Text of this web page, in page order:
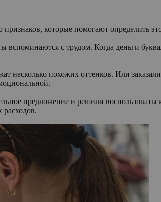
которые помогают определить
вспоминаются с трудом. Когда деньги
похожих оттенков. Или
предложение и решили
расходов.